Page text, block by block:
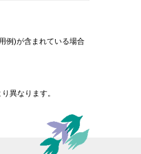
例)が含まれている場合
異なります。